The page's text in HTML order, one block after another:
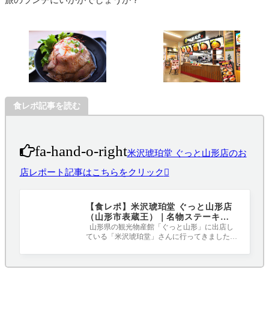
食レポ記事を読む
fa-hand-o-right米沢琥珀堂 ぐっと山形店のお
店レポート記事はこちらをクリック
【食レポ】米沢琥珀堂 ぐっと山形店
（山形市表蔵王）｜名物ステーキ丼
とローストビーフ丼を堪能
山形県の観光物産館「ぐっと山形」に出店し
ている「米沢琥珀堂」さんに行ってきました！